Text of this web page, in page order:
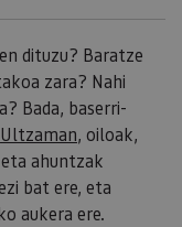
dituzu? Baratze
zara? Nahi
Bada, baserri-
Ultzaman, oiloak,
ahuntzak
bat ere, eta
aukera ere.